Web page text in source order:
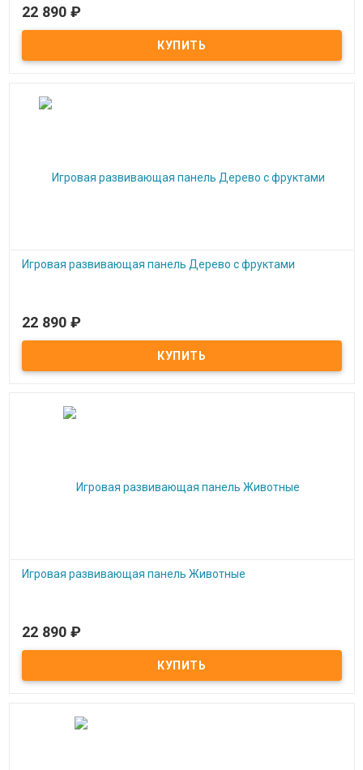
Под заказ
Игровая развивающая панель Кривое зеркало
22 890 ₽
Игровая развивающая панель Дерево с фруктами
Под заказ
Игровая развивающая панель Дерево с фруктами
22 890 ₽
Игровая развивающая панель Животные
Под заказ
Игровая развивающая панель Животные
22 890 ₽